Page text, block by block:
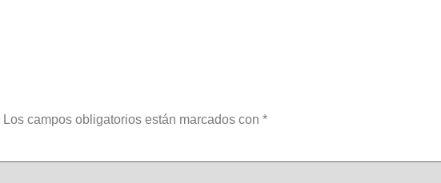
Los campos obligatorios están marcados con *